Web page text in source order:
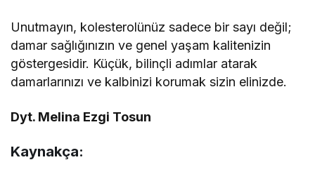
Unutmayın, kolesterolünüz sadece bir sayı değil;
damar sağlığınızın ve genel yaşam kalitenizin
göstergesidir. Küçük, bilinçli adımlar atarak
damarlarınızı ve kalbinizi korumak sizin elinizde.
Dyt. Melina Ezgi Tosun
Kaynakça: